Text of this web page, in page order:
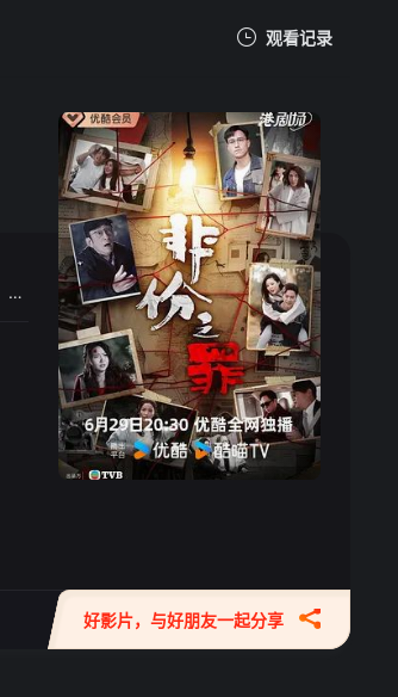
观看记录
暂无观看影片的记录
好影片，与好朋友一起分享